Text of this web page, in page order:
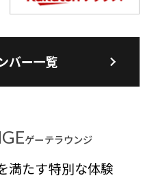
バー一覧
ゲーテラウンジ
満たす特別な体験